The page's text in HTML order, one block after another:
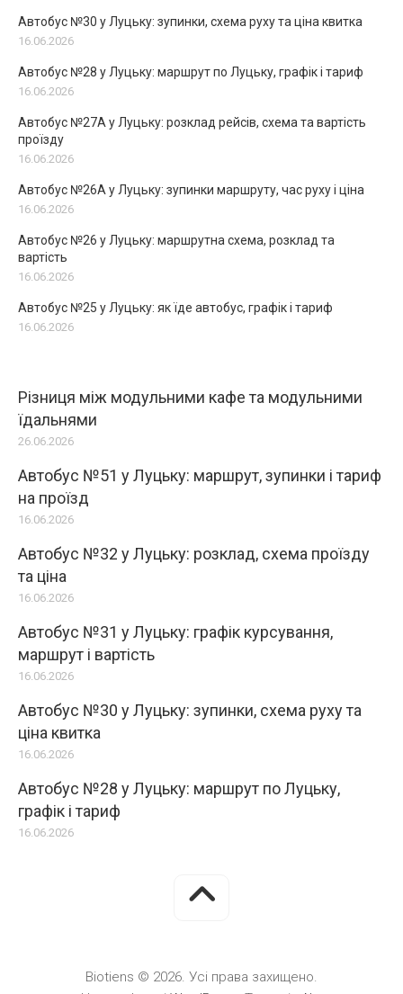
Автобус №30 у Луцьку: зупинки, схема руху та ціна квитка
16.06.2026
Автобус №28 у Луцьку: маршрут по Луцьку, графік і тариф
16.06.2026
Автобус №27А у Луцьку: розклад рейсів, схема та вартість
проїзду
16.06.2026
Автобус №26А у Луцьку: зупинки маршруту, час руху і ціна
16.06.2026
Автобус №26 у Луцьку: маршрутна схема, розклад та
вартість
16.06.2026
Автобус №25 у Луцьку: як їде автобус, графік і тариф
16.06.2026
Різниця між модульними кафе та модульними
їдальнями
26.06.2026
Автобус №51 у Луцьку: маршрут, зупинки і тариф
на проїзд
16.06.2026
Автобус №32 у Луцьку: розклад, схема проїзду
та ціна
16.06.2026
Автобус №31 у Луцьку: графік курсування,
маршрут і вартість
16.06.2026
Автобус №30 у Луцьку: зупинки, схема руху та
ціна квитка
16.06.2026
Автобус №28 у Луцьку: маршрут по Луцьку,
графік і тариф
16.06.2026
Biotiens © 2026. Усі права захищено.